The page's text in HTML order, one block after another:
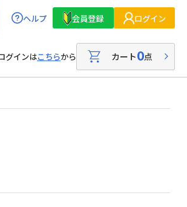
ヘルプ 会員登録 ログイン
グインはこちらから カート0点